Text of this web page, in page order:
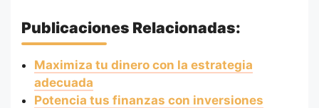
Publicaciones Relacionadas:
Maximiza tu dinero con la estrategia
adecuada
Potencia tus finanzas con inversiones